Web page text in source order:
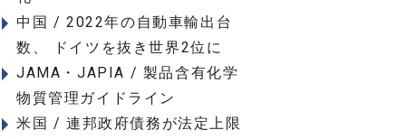
中国 / 2022年の自動車輸出台
数、 ドイツを抜き世界2位に
JAMA・JAPIA / 製品含有化学
物質管理ガイドライン
米国 / 連邦政府債務が法定上限